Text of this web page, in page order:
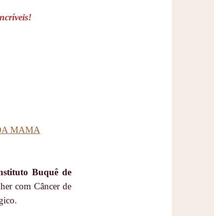
MAMA
Buquê de
com Câncer de